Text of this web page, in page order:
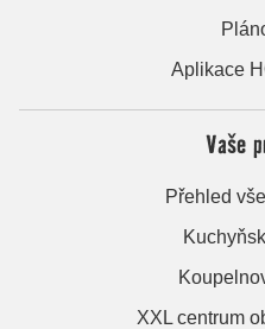
Aplikace
Vaše
Přehled
XXL centrum